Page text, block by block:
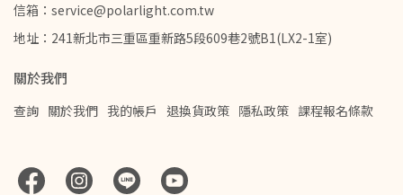
信箱：service@polarlight.com.tw
地址：241新北市三重區重新路5段609巷2號B1(LX2-1室)
關於我們
查詢 關於我們 我的帳戶 退換貨政策 隱私政策 課程報名條款